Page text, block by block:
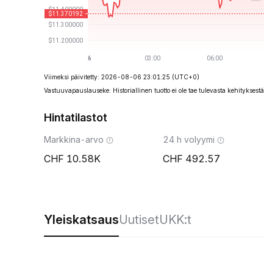
Viimeksi päivitetty: 2026-08-06 23:01:25 (UTC+0)
Vastuuvapauslauseke: Historiallinen tuotto ei ole tae tulevasta kehityksestä.
Hintatilastot
Markkina-arvo
10.58K
24 h volyymi
492.57
YleiskatsausUutisetUKK:t